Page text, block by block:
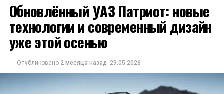
Обновлённый УАЗ Патриот: новые
технологии и современный дизайн
уже этой осенью
Опубликовано 2 месяца назад 29.05.2026